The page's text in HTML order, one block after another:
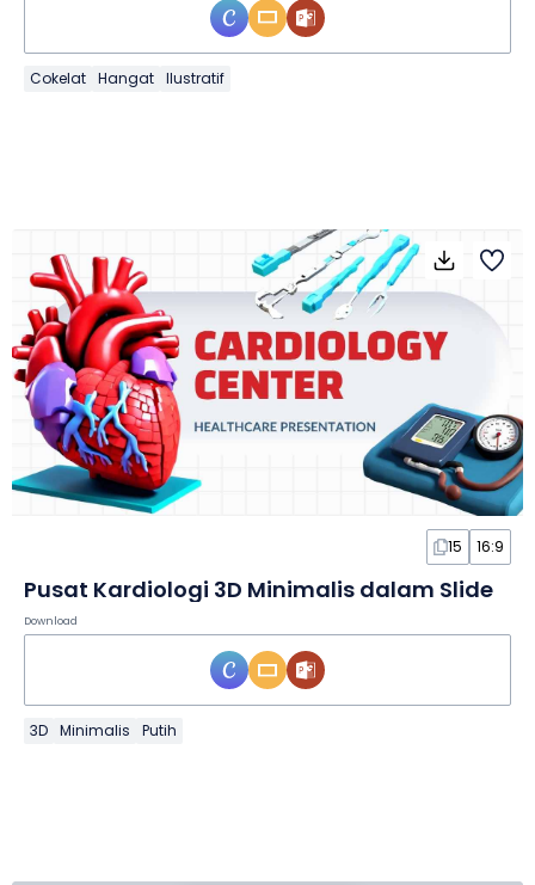
Cokelat Hangat Ilustratif
15 16:9
Pusat Kardiologi 3D Minimalis dalam Slide
Download
3D Minimalis Putih